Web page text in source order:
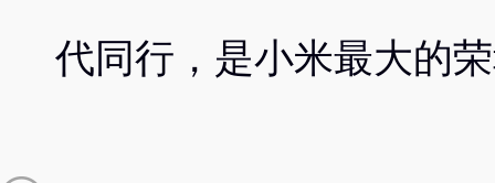
代同行，是小米最大的